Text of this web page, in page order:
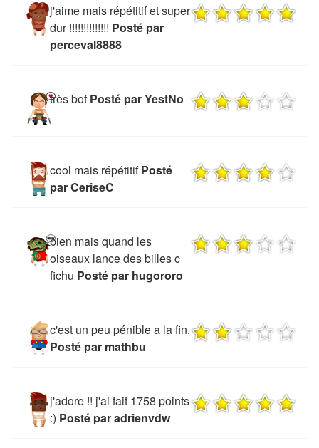
j'aime mais répétitif et super
dur !!!!!!!!!!!!!! Posté par
perceval8888
très bof Posté par YestNo
cool mais répétitif Posté
par CeriseC
bien mais quand les
oiseaux lance des billes c
fichu Posté par hugororo
c'est un peu pénible a la fin.
Posté par mathbu
j'adore !! j'ai fait 1758 points
:) Posté par adrienvdw